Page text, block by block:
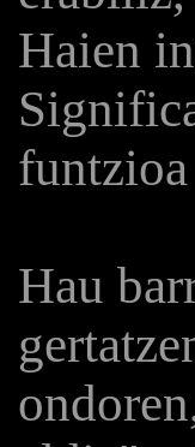
Haien
Hau